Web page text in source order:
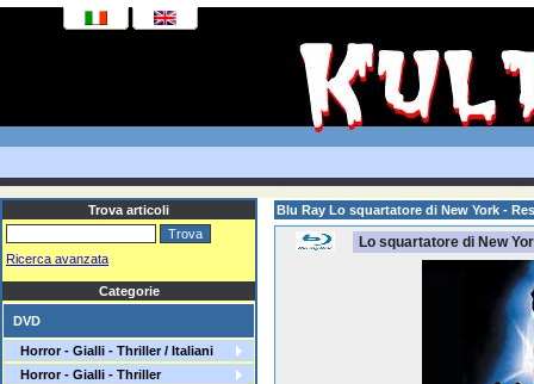
Trova articoli
Ricerca avanzata
Categorie
DVD
Horror - Gialli - Thriller / Italiani
Horror - Gialli - Thriller
Blu Ray Lo squartatore di New York -
Lo squartatore di New